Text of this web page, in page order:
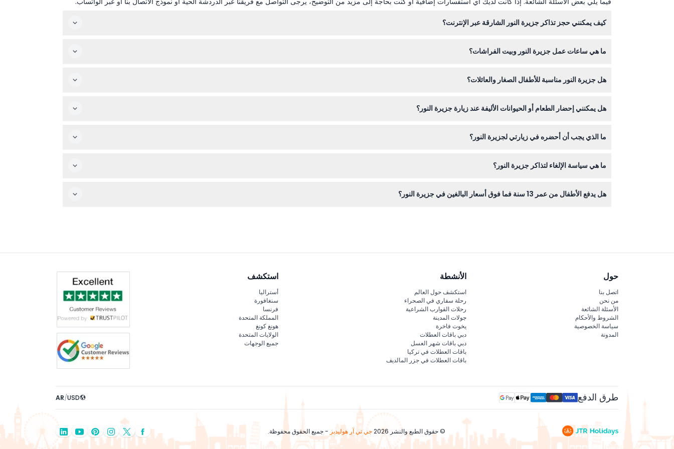
كيف يمكنني حجز تذاكر جزيرة النور الشارقة عبر الإنترنت؟
ما هي ساعات عمل جزيرة النور وبيت الفراشات؟
مساءً (قد تختلف الساعات - يرجى التأكد أثناء الحجز).
هل جزيرة النور مناسبة للأطفال الصغار والعائلات؟
هل يمكنني إحضار الطعام أو الحيوانات الأليفة عند زيارة جزيرة النور؟
ما الذي يجب أن أحضره في زيارتي لجزيرة النور؟
ما هي سياسة الإلغاء لتذاكر جزيرة النور؟
هل يدفع الأطفال من عمر 13 سنة فما فوق أسعار البالغين في جزيرة النور؟
حول
اتصل بنا
من نحن
الأسئلة الشائعة
الشروط والأحكام
سياسة الخصوصية
المدونة
الأنشطة
استكشف حول العالم
رحلة سفاري في الصحراء
رحلات القوارب الشراعية
جولات المدينة
يخوت فاخرة
دبي باقات العطلات
دبي باقات شهر العسل
باقات العطلات في تركيا
باقات العطلات في جزر المالديف
استكشف
أستراليا
سنغافورة
فرنسا
المملكة المتحدة
هونغ كونغ
الولايات المتحدة
جميع الوجهات
طرق الدفع AR/USD
© حقوق الطبع والنشر 2026 جي تي آر هوليديز - جميع الحقوق محفوظة.